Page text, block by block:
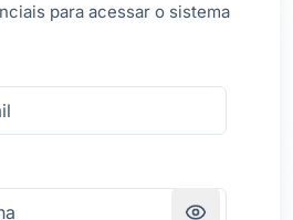
para acessar o sistema